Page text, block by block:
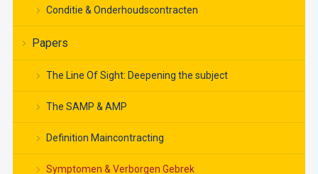
Conditie & Onderhoudscontracten
Papers
The Line Of Sight: Deepening the subject
The SAMP & AMP
Definition Maincontracting
Symptomen & Verborgen Gebrek